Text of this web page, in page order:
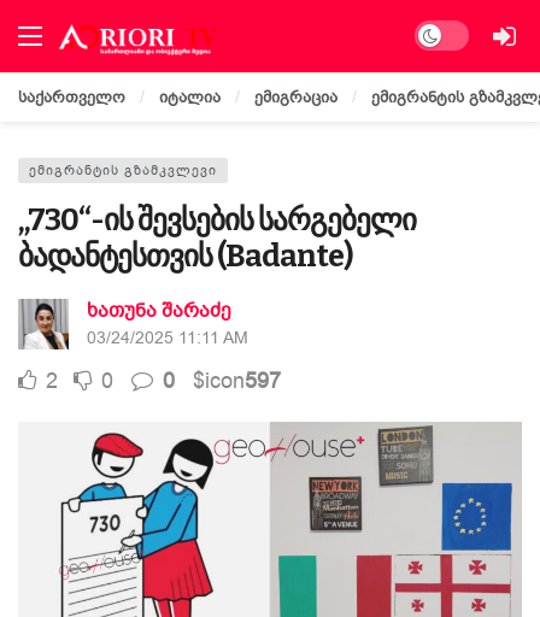
Dark mode
საქართველო იტალია ემიგრაცია ემიგრანტის
ᲔᲛᲘᲒᲠᲐᲜᲢᲘᲡ ᲒᲖᲐᲛᲙᲕᲚᲔᲕᲘ
„730“-ის შევსების სარგებელი
ბადანტესთვის (Badante)
ხათუნა შარაძე
03/24/2025 11:11 AM
2 0 0 $icon597